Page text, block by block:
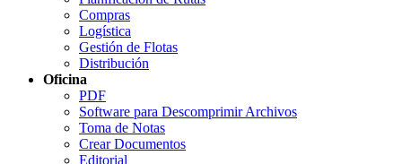
Compras
Logística
Gestión de Flotas
Distribución
Oficina
PDF
Software para Descomprimir Archivos
Toma de Notas
Crear Documentos
Editorial